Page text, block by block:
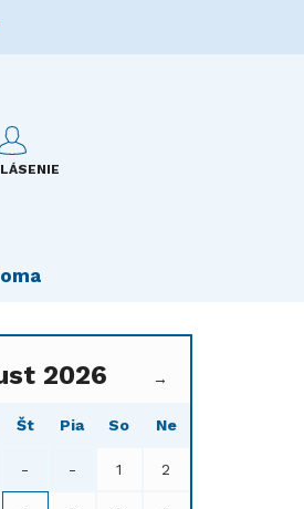
2026 →
Št Pia So Ne
- - 1 2